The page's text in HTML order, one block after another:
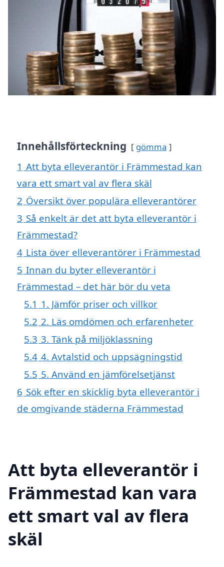
Innehållsförteckning gömma
1 Att byta elleverantör i Främmestad kan
vara ett smart val av flera skäl
2 Översikt över populära elleverantörer
3 Så enkelt är det att byta elleverantör i
Främmestad?
4 Lista över elleverantörer i Främmestad
5 Innan du byter elleverantör i
Främmestad – det här bör du veta
5.1 1. Jämför priser och villkor
5.2 2. Läs omdömen och erfarenheter
5.3 3. Tänk på miljöklassning
5.4 4. Avtalstid och uppsägningstid
5.5 5. Använd en jämförelsetjänst
6 Sök efter en skicklig byta elleverantör i
de omgivande städerna Främmestad
Att byta elleverantör i
Främmestad kan vara
ett smart val av flera
skäl